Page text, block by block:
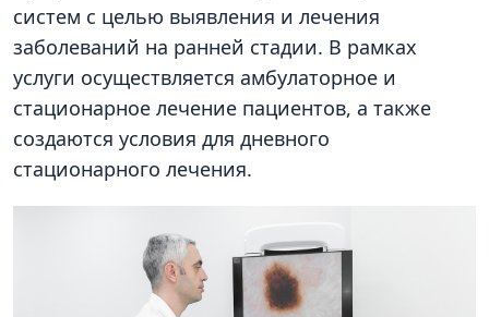
систем с целью выявления и лечения
заболеваний на ранней стадии. В рамках
услуги осуществляется амбулаторное и
стационарное лечение пациентов, а также
создаются условия для дневного
стационарного лечения.